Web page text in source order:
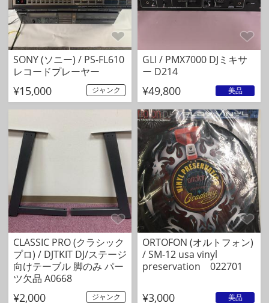
SONY (ソニー) / PS-FL610
レコードプレーヤー
¥15,000 ジャンク
GLI / PMX7000 DJミキサ
ー D214
¥49,800 美品
CLASSIC PRO (クラシック
プロ) / DJTKIT DJ/ステージ
向けテーブル 脚のみ パー
ツ欠品 A0668
¥2,000 ジャンク
ORTOFON (オルトフォン)
/ SM-12 usa vinyl
preservation 022701
¥3,000 美品